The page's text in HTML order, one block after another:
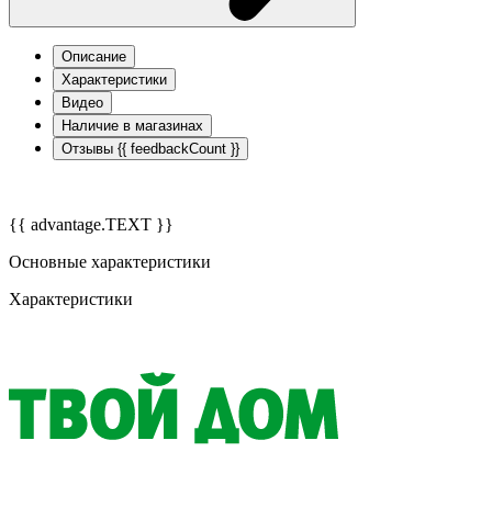
Описание
Характеристики
Видео
Наличие в магазинах
Отзывы {{ feedbackCount }}
{{ advantage.TEXT }}
Основные характеристики
Характеристики